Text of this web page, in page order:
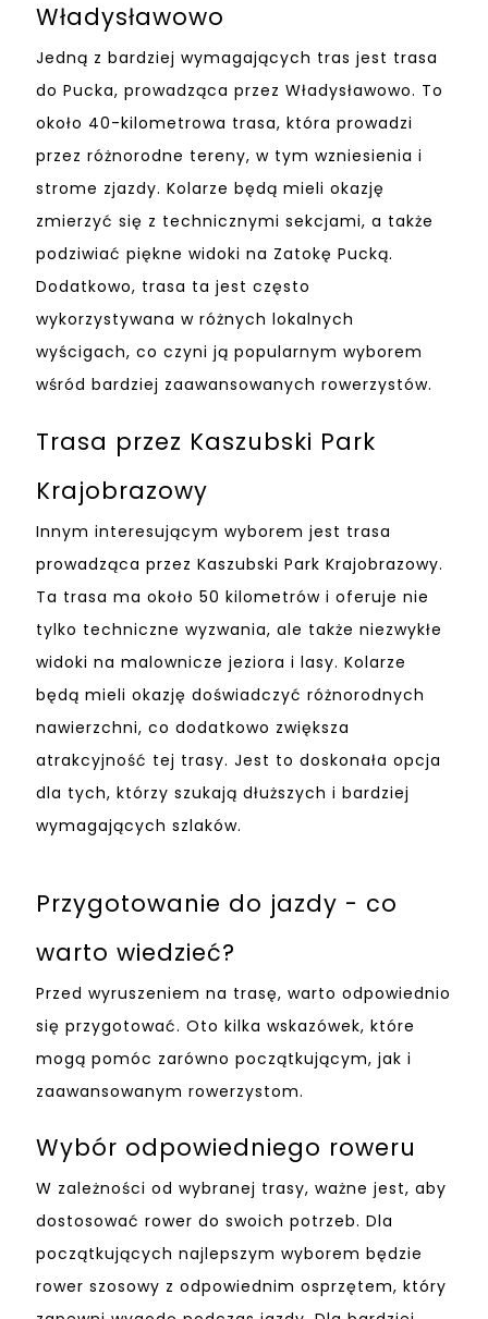
Władysławowo
Jedną z bardziej wymagających tras jest trasa
do Pucka, prowadząca przez Władysławowo. To
około 40-kilometrowa trasa, która prowadzi
przez różnorodne tereny, w tym wzniesienia i
strome zjazdy. Kolarze będą mieli okazję
zmierzyć się z technicznymi sekcjami, a także
podziwiać piękne widoki na Zatokę Pucką.
Dodatkowo, trasa ta jest często
wykorzystywana w różnych lokalnych
wyścigach, co czyni ją popularnym wyborem
wśród bardziej zaawansowanych rowerzystów.
Trasa przez Kaszubski Park
Krajobrazowy
Innym interesującym wyborem jest trasa
prowadząca przez Kaszubski Park Krajobrazowy.
Ta trasa ma około 50 kilometrów i oferuje nie
tylko techniczne wyzwania, ale także niezwykłe
widoki na malownicze jeziora i lasy. Kolarze
będą mieli okazję doświadczyć różnorodnych
nawierzchni, co dodatkowo zwiększa
atrakcyjność tej trasy. Jest to doskonała opcja
dla tych, którzy szukają dłuższych i bardziej
wymagających szlaków.
Przygotowanie do jazdy - co
warto wiedzieć?
Przed wyruszeniem na trasę, warto odpowiednio
się przygotować. Oto kilka wskazówek, które
mogą pomóc zarówno początkującym, jak i
zaawansowanym rowerzystom.
Wybór odpowiedniego roweru
W zależności od wybranej trasy, ważne jest, aby
dostosować rower do swoich potrzeb. Dla
początkujących najlepszym wyborem będzie
rower szosowy z odpowiednim osprzętem, który